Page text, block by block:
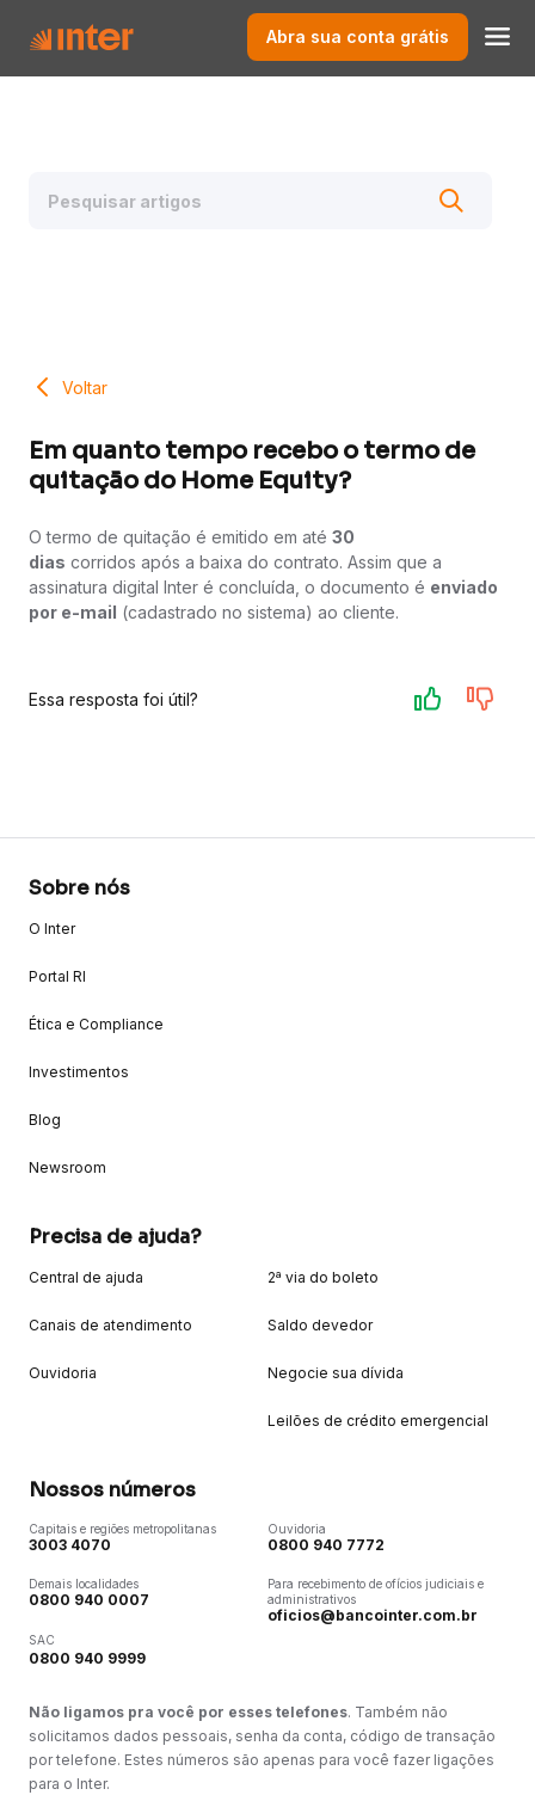
Abra sua conta grátis
Voltar
Em quanto tempo recebo o termo de
quitação do Home Equity?
O termo de quitação é emitido em até 30
dias corridos após a baixa do contrato. Assim que a
assinatura digital Inter é concluída, o documento é enviado
por e-mail (cadastrado no sistema) ao cliente.
Essa resposta foi útil?
Sobre nós
O Inter
Portal RI
Ética e Compliance
Investimentos
Blog
Newsroom
Precisa de ajuda?
Central de ajuda
Canais de atendimento
Ouvidoria
2ª via do boleto
Saldo devedor
Negocie sua dívida
Leilões de crédito emergencial
Nossos números
Capitais e regiões metropolitanas
3003 4070
Demais localidades
0800 940 0007
SAC
0800 940 9999
Ouvidoria
0800 940 7772
Para recebimento de ofícios judiciais e
administrativos
oficios@bancointer.com.br
Não ligamos pra você por esses telefones. Também não
solicitamos dados pessoais, senha da conta, código de transação
por telefone. Estes números são apenas para você fazer ligações
para o Inter.